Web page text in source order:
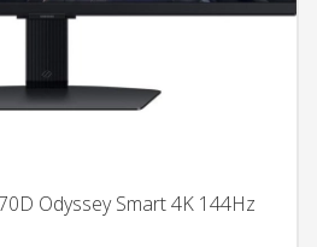
Odyssey Smart 4K 144Hz